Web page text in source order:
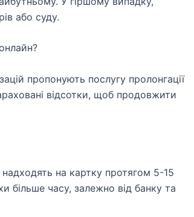
або суду.
пропонують послугу пролонгації
відсотки, щоб продовжити
на картку протягом 5-15
більше часу, залежно від банку та